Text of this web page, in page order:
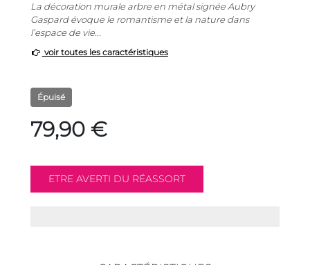
La décoration murale arbre en métal signée Aubry
Gaspard évoque le romantisme et la nature dans
l’espace de vie...
voir toutes les caractéristiques
Épuisé
79,90 €